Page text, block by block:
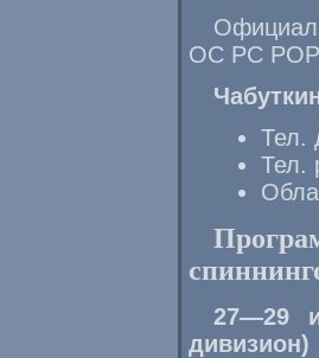
ОС РС
Тел.
Тел.
27—29
дивизион)